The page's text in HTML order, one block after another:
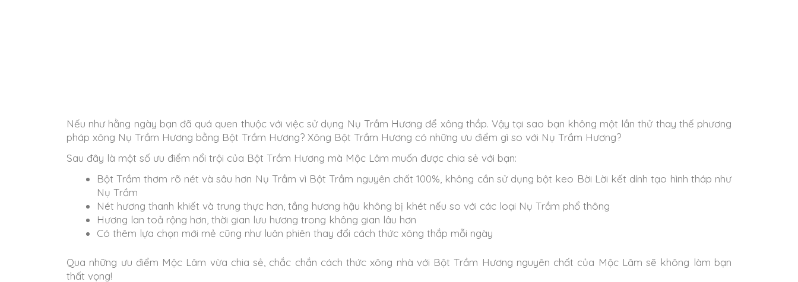
Nếu như hằng ngày bạn đã quá quen thuộc với việc sử dụng Nụ Trầm Hương để xông thắp. Vậy tại sao bạn không một lần thử thay thế phương
pháp xông Nụ Trầm Hương bằng Bột Trầm Hương? Xông Bột Trầm Hương có những ưu điểm gì so với Nụ Trầm Hương?
Sau đây là một số ưu điểm nổi trội của Bột Trầm Hương mà Mộc Lâm muốn được chia sẻ với bạn:
Bột Trầm thơm rõ nét và sâu hơn Nụ Trầm vì Bột Trầm nguyên chất 100%, không cần sử dụng bột keo Bời Lời kết dính tạo hình tháp như
Nụ Trầm
Nét hương thanh khiết và trung thực hơn, tầng hương hậu không bị khét nếu so với các loại Nụ Trầm phổ thông
Hương lan toả rộng hơn, thời gian lưu hương trong không gian lâu hơn
Có thêm lựa chọn mới mẻ cũng như luân phiên thay đổi cách thức xông thắp mỗi ngày
Qua những ưu điểm Mộc Lâm vừa chia sẻ, chắc chắn cách thức xông nhà với Bột Trầm Hương nguyên chất của Mộc Lâm sẽ không làm bạn
thất vọng!